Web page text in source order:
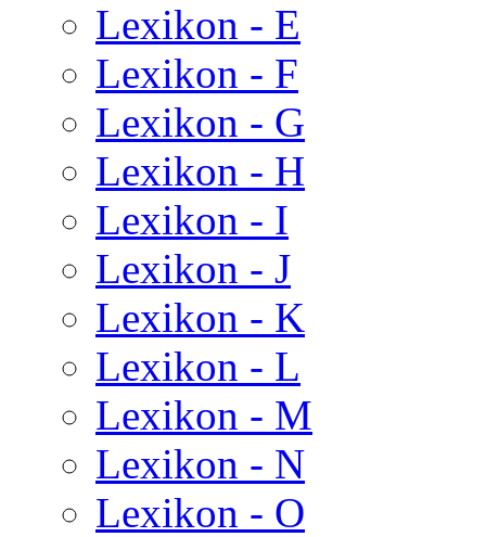
Lexikon - E
Lexikon - F
Lexikon - G
Lexikon - H
Lexikon - I
Lexikon - J
Lexikon - K
Lexikon - L
Lexikon - M
Lexikon - N
Lexikon - O